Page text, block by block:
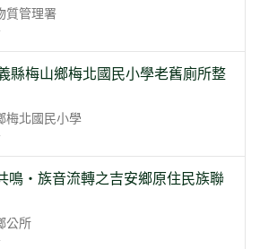
質管理署
縣梅山鄉梅北國民小學老舊廁所整
梅北國民小學
鳴‧族音流轉之吉安鄉原住民族聯
公所